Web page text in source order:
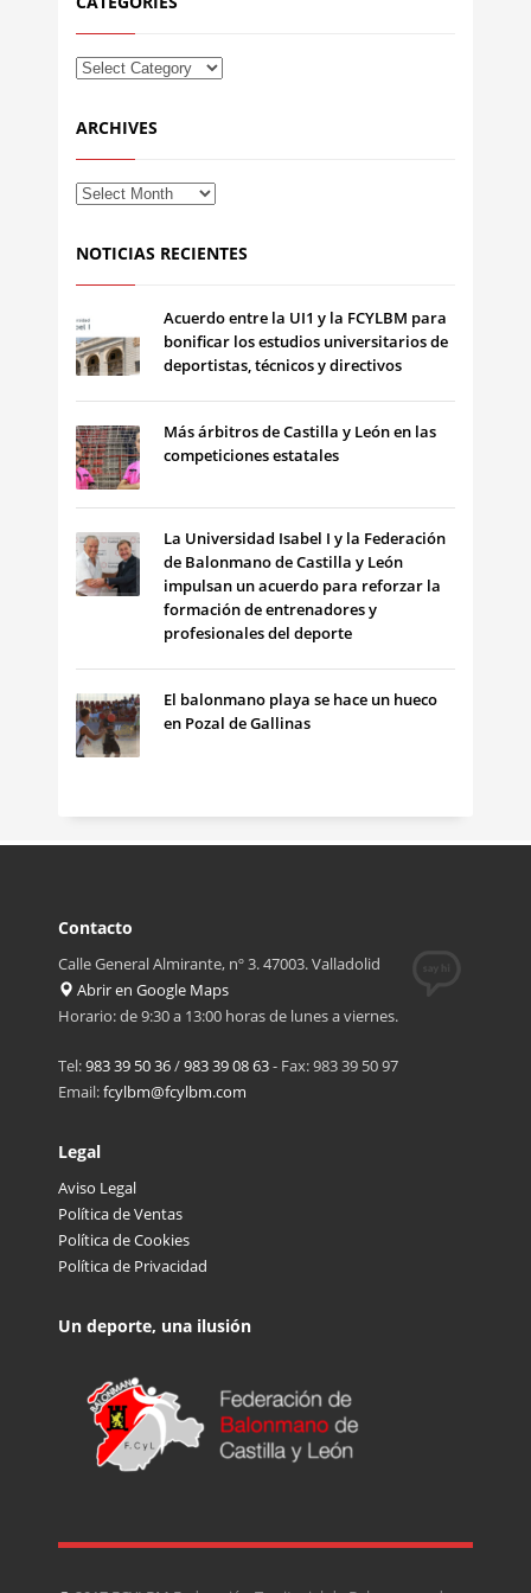
ARCHIVES
NOTICIAS RECIENTES
Acuerdo entre la UI1 y la FCYLBM para
bonificar los estudios universitarios de
deportistas, técnicos y directivos
Más árbitros de Castilla y León en las
competiciones estatales
La Universidad Isabel I y la Federación
de Balonmano de Castilla y León
impulsan un acuerdo para reforzar la
formación de entrenadores y
profesionales del deporte
El balonmano playa se hace un hueco
en Pozal de Gallinas
Contacto
Calle General Almirante, nº 3. 47003. Valladolid
Abrir en Google Maps
Horario: de 9:30 a 13:00 horas de lunes a viernes.
Tel:983 39 50 36/983 39 08 63- Fax: 983 39 50 97
Email:fcylbm@fcylbm.com
Legal
Aviso Legal
Política de Ventas
Política de Cookies
Política de Privacidad
Un deporte, una ilusión